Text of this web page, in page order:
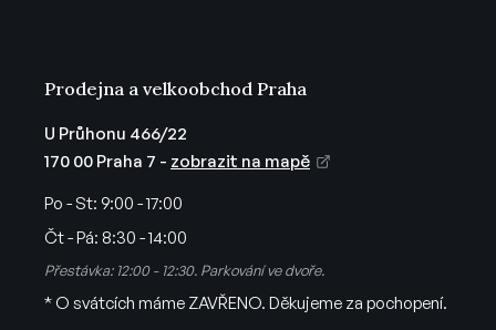
Prodejna a velkoobchod Praha
U Průhonu 466/22
170 00 Praha 7 - zobrazit na mapě
Po - St: 9:00 - 17:00
Čt - Pá: 8:30 - 14:00
Přestávka: 12:00 - 12:30. Parkování ve dvoře.
* O svátcích máme ZAVŘENO. Děkujeme za pochopení.